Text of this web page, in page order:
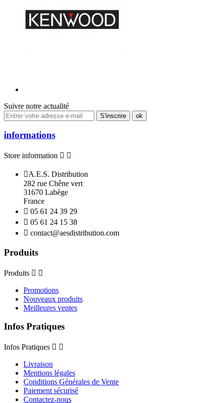
Suivre notre actualité
informations
Store information  
A.E.S. Distribution
282 rue Chêne vert
31670 Labège
France
 05 61 24 39 29
 05 61 24 15 38
 contact@aesdistribution.com
Produits
Produits  
Promotions
Nouveaux produits
Meilleures ventes
Infos Pratiques
Infos Pratiques  
Livraison
Mentions légales
Conditions Générales de Vente
Paiement sécurisé
Contactez-nous